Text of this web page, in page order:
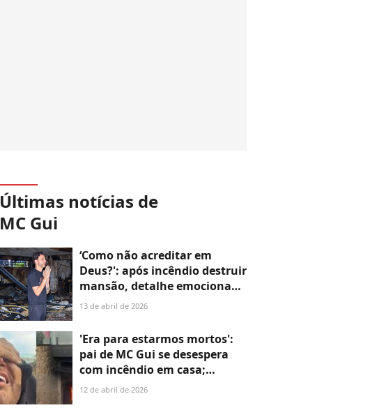
Últimas notícias de
MC Gui
‘Como não acreditar em
Deus?': após incêndio destruir
mansão, detalhe emociona
pai de MC Gui
13 de abril de 2026
'Era para estarmos mortos':
pai de MC Gui se desespera
com incêndio em casa;
valiosos itens da família
12 de abril de 2026